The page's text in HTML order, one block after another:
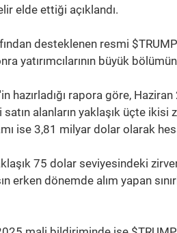
elde ettiği açıklandı.
desteklenen resmi
yatırımcılarının büyük
hazırladığı rapora göre,
alanların yaklaşık üçte ikisi
ise 3,81 milyar dolar olarak
75 dolar seviyesindeki
erken dönemde alım yapan